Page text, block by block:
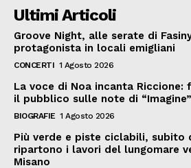
Ultimi Articoli
Groove Night, alle serate di
protagonista in locali emigliani
CONCERTI 1 Agosto 2026
La voce di Noa incanta Riccione:
il pubblico sulle note di
BIOGRAFIE 1 Agosto 2026
Più verde e piste ciclabili, subito
ripartono i lavori del lungomare
Misano